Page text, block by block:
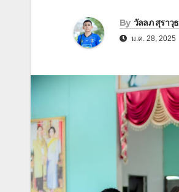
By วัลลภ สุราวุธ
ม.ค. 28, 2025